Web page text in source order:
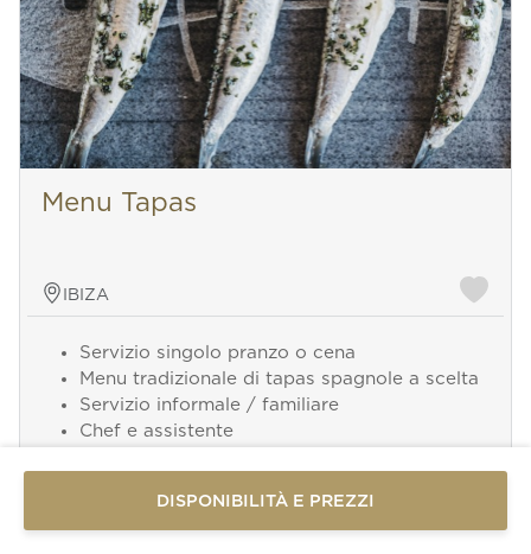
Menu Tapas
IBIZA
Servizio singolo pranzo o cena
Menu tradizionale di tapas spagnole a scelta
Servizio informale / familiare
Chef e assistente
Vini e bevande non incluse
DISPONIBILITÀ E PREZZI
Invia un
WhatsApp
Oppure